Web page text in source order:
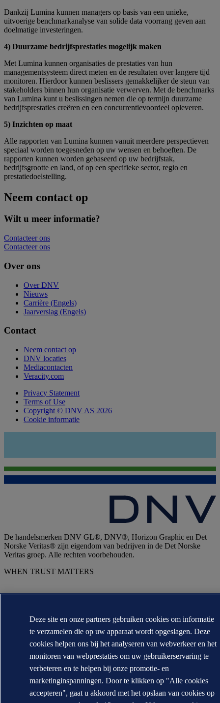
Dankzij Lumina kunnen managers op basis van een unieke,
uitvoerige benchmarkanalyse van solide data voorrang geven aan
doelmatige investeringen.
4) Duurzame bedrijfsprestaties mogelijk maken
Met Lumina kunnen organisaties de prestaties van hun
managementsysteem direct meten en de resultaten over langere tijd
monitoren. Hierdoor kunnen beslissers gemakkelijker de steun van
stakeholders binnen hun organisatie verwerven. Met de benchmarks
van Lumina kunt u beslissingen nemen die op termijn duurzame
bedrijfsprestaties creëren en een concurrentievoordeel opleveren.
5) Inzichten op maat
Alle rapporten van Lumina kunnen vanuit meerdere perspectieven
speciaal worden toegesneden op uw wensen en behoeften. De
rapporten kunnen worden gebaseerd op uw bedrijfstak,
bedrijfsgrootte en land, of op een specifieke sector, regio en
prestatiedoelstelling.
Neem contact op
Wilt u meer informatie?
Contacteer ons
Contacteer ons
Over ons
Over DNV
Nieuws
Carrière (Engels)
Jaarverslag (Engels)
Contact
Neem contact op
DNV locaties
Mediacontacten
Veracity.com
Privacy Statement
Terms of Use
Copyright © DNV AS 2026
Cookie informatie
De handelsmerken DNV GL®, DNV®, Horizon Graphic en Det
Norske Veritas® zijn eigendom van bedrijven in de Det Norske
Veritas groep. Alle rechten voorbehouden.
WHEN TRUST MATTERS
Deze site en onze partners gebruiken cookies om informatie
te verzamelen die op uw apparaat wordt opgeslagen. Deze
cookies helpen ons bij het analyseren van webverkeer en het
monitoren van webprestaties om uw gebruikerservaring te
verbeteren en te helpen bij onze promotie- en
marketinginspanningen. Door te klikken op "Alle cookies
accepteren", gaat u akkoord met het opslaan van cookies op